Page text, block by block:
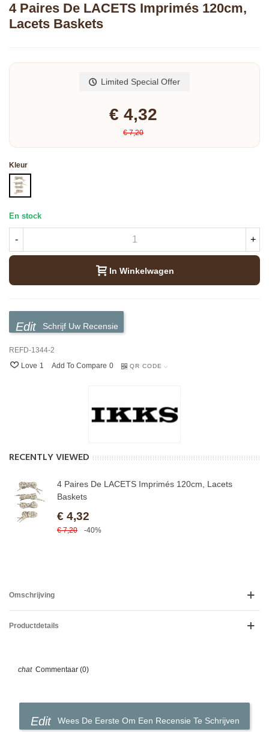
4 Paires De LACETS Imprimés 120cm,
Lacets Baskets
Limited Special Offer
€ 4,32
€ 7,20
Kleur
WIT
En stock
- +
In Winkelwagen
Schrijf Uw Recensie
REFD-1344-2
Love 1 Add To Compare 0 QR CODE
RECENTLY VIEWED
4 Paires De LACETS Imprimés 120cm, Lacets
Baskets
€ 4,32
€ 7,20 -40%
Omschrijving
Productdetails
Commentaar (0)
Wees De Eerste Om Een Recensie Te Schrijven